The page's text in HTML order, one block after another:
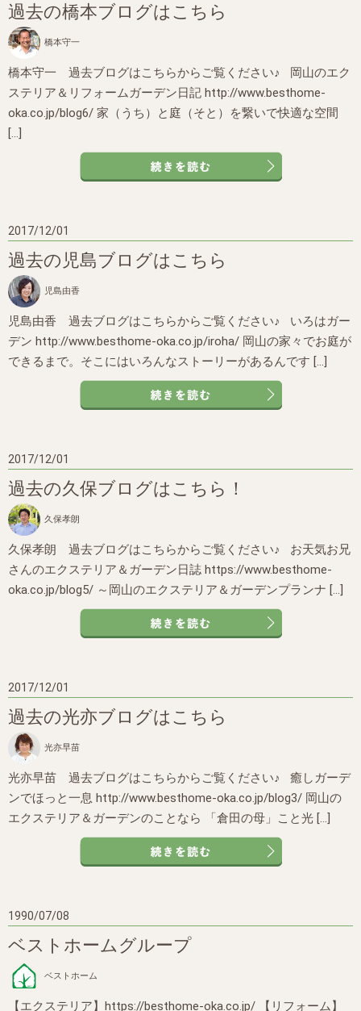
過去の橋本ブログはこちら
橋本守一
橋本守一 過去ブログはこちらからご覧ください♪ 岡山のエク
ステリア＆リフォームガーデン日記 http://www.besthome-
oka.co.jp/blog6/ 家（うち）と庭（そと）を繋いで快適な空間
[…]
2017/12/01
過去の児島ブログはこちら
児島由香
児島由香 過去ブログはこちらからご覧ください♪ いろはガー
デン http://www.besthome-oka.co.jp/iroha/ 岡山の家々でお庭が
できるまで。そこにはいろんなストーリーがあるんです […]
2017/12/01
過去の久保ブログはこちら！
久保孝朗
久保孝朗 過去ブログはこちらからご覧ください♪ お天気お兄
さんのエクステリア＆ガーデン日誌 https://www.besthome-
oka.co.jp/blog5/ ～岡山のエクステリア＆ガーデンプランナ […]
2017/12/01
過去の光亦ブログはこちら
光亦早苗
光亦早苗 過去ブログはこちらからご覧ください♪ 癒しガーデ
ンでほっと一息 http://www.besthome-oka.co.jp/blog3/ 岡山の
エクステリア＆ガーデンのことなら 「倉田の母」こと光 […]
1990/07/08
ベストホームグループ
ベストホーム
【エクステリア】https://besthome-oka.co.jp/ 【リフォーム】